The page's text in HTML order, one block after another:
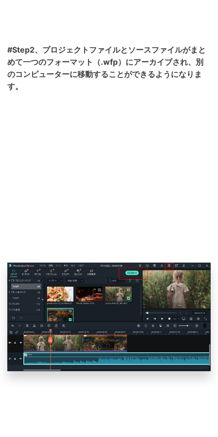
#Step2、プロジェクトファイルとソースファイルがまと
めて一つのフォーマット（.wfp）にアーカイブされ、別
のコンピューターに移動することができるようになりま
す。